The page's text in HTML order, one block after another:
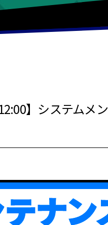
】システムメ